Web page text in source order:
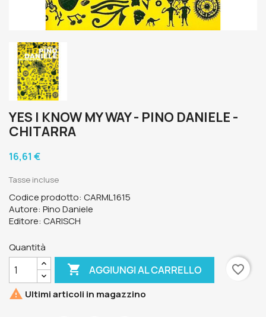
YES I KNOW MY WAY - PINO DANIELE -
CHITARRA
16,61 €
Tasse incluse
Codice prodotto: CARML1615
Autore: Pino Daniele
Editore: CARISCH
Quantità
 AGGIUNGI AL CARRELLO
favorite_border
 Ultimi articoli in magazzino